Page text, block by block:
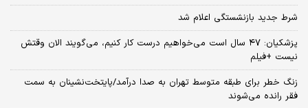
شرط جدید بازنشستگی اعلام شد
پزشکیان: ۴۷ سال است می‌خواهیم درست کار کنیم، می‌گویند الان وقتش
نیست +فیلم
زنگ خطر برای طبقه متوسط تهران به صدا درآمد/پایتخت‌نشینان به سمت
فقر رانده می‌شوند